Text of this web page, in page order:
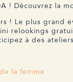
! Découvrez la
! Le plus
relookings
à des
la femme